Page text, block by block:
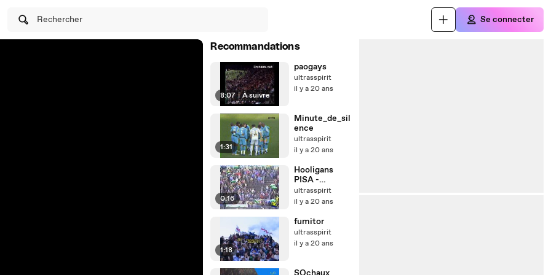
Rechercher Se connecter
Recommandations
8:07 | À suivre
paogays
ultrasspirit
il y a 20 ans
1:31
Minute_de_sil
ence
ultrasspirit
il y a 20 ans
0:16
Hooligans
PISA -
bologna '85
ultrasspirit
il y a 20 ans
1:18
fumitor
ultrasspirit
il y a 20 ans